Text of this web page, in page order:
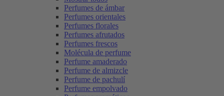
Perfumes de ámbar
Perfumes orientales
Perfumes florales
Perfumes afrutados
Perfumes frescos
Molécula de perfume
Perfume amaderado
Perfume de almizcle
Perfume de pachulí
Perfume empolvado